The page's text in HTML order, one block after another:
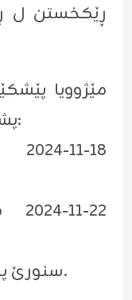
مێژوویا
پشکداربوونێ د پێشانگەهێ دا:
سنورێ پشکداربوونێ (45) پڕۆجێکتن.